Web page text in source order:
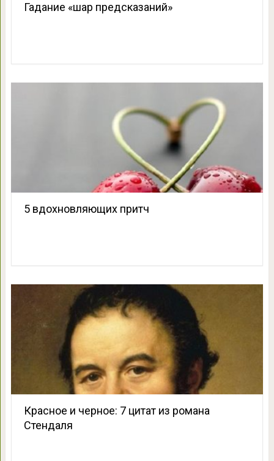
Гадание «шар предсказаний»
5 вдохновляющих притч
Красное и черное: 7 цитат из романа
Стендаля